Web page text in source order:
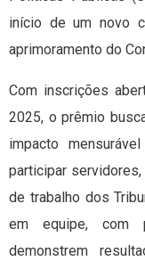
início de um novo
aprimoramento do
Com inscrições
2025, o prêmio
impacto
participar
de trabalho dos
em equipe, com
demonstrem